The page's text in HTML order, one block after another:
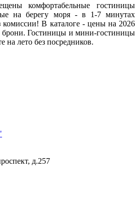
комфортабельные гостиницы
на берегу моря - в 1-7 минутах
комиссии! В каталоге - цены на 2026
брони. Гостиницы и мини-гостиницы
на лето без посредников.
д.257